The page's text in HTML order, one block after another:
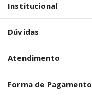
Institucional
Dúvidas
Atendimento
Forma de Pagamento